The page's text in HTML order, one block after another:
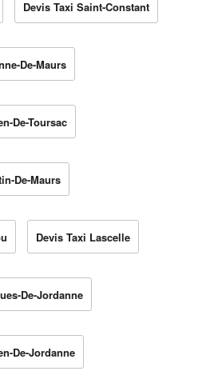
Devis Taxi Saint-Constant
De-Maurs
De-Toursac
De-Maurs
Devis Taxi Lascelle
De-Jordanne
De-Jordanne